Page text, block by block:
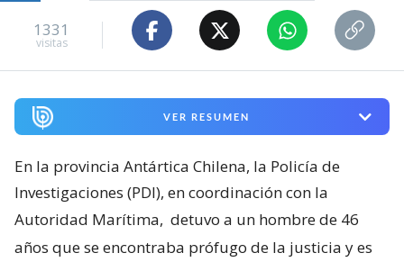
1331
visitas
VER RESUMEN
En la provincia Antártica Chilena, la Policía de
Investigaciones (PDI), en coordinación con la
Autoridad Marítima, detuvo a un hombre de 46
años que se encontraba prófugo de la justicia y es